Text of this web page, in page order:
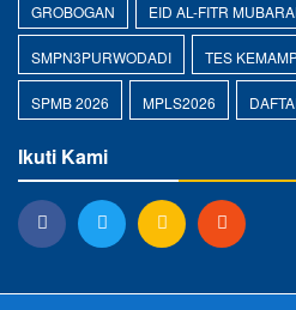
GROBOGAN EID AL-FITR
SMPN3PURWODADI TES
SPMB 2026 MPLS2026
Ikuti Kami